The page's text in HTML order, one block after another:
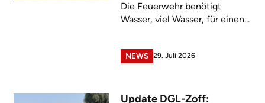
Die Feuerwehr benötigt
Wasser, viel Wasser, für einen...
NEWS 29. Juli 2026
Update DGL-Zoff: